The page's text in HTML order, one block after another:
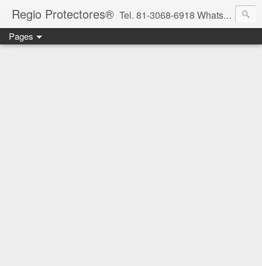
Regio Protectores® Tel. 81-3068-6918 WhatsApp 81-2636-2823 / 33-1145-3780 cotizacionregioprotectores@gmail.com / regioprotectores@gmail.com https://www.facebook.com/RegioProtectores/
Pages